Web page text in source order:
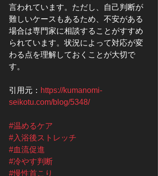
言われています。ただし、自己判断が
難しいケースもあるため、不安がある
場合は専門家に相談することがすすめ
られています。状況によって対応が変
わる点を理解しておくことが大切で
す。
引用元： https://kumanomi-
seikotu.com/blog/5348/
#温めるケア
#入浴後ストレッチ
#血流促進
#冷やす判断
#慢性首こり